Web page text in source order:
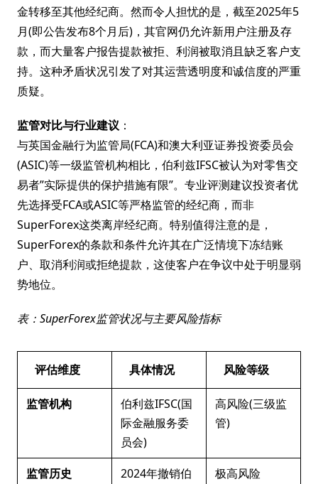
金转移至其他经纪商。然而令人担忧的是，截至2025年5
月(即公告发布8个月后)，其官网仍允许新用户注册及存
款，而大量客户报告提款被拒、利润被取消且缺乏客户支
持。这种矛盾状况引发了对其运营透明度和诚信度的严重
质疑。
监管对比与行业建议 ：
与英国金融行为监管局(FCA)和澳大利亚证券投资委员会
(ASIC)等一级监管机构相比，伯利兹IFSC被认为对零售交
易者”实际提供的保护措施有限”。专业评测建议投资者优
先选择受FCA或ASIC等严格监管的经纪商，而非
SuperForex这类离岸经纪商。特别值得注意的是，
SuperForex的条款和条件允许其在广泛情境下冻结账
户、取消利润或拒绝提款，这使客户在争议中处于明显弱
势地位。
表：SuperForex监管状况与主要风险指标
评估维度 具体情况 风险等级
监管机构
伯利兹IFSC(国
际金融服务委
员会)
高风险(三级监
管)
监管历史
2024年撤销伯
极高风险